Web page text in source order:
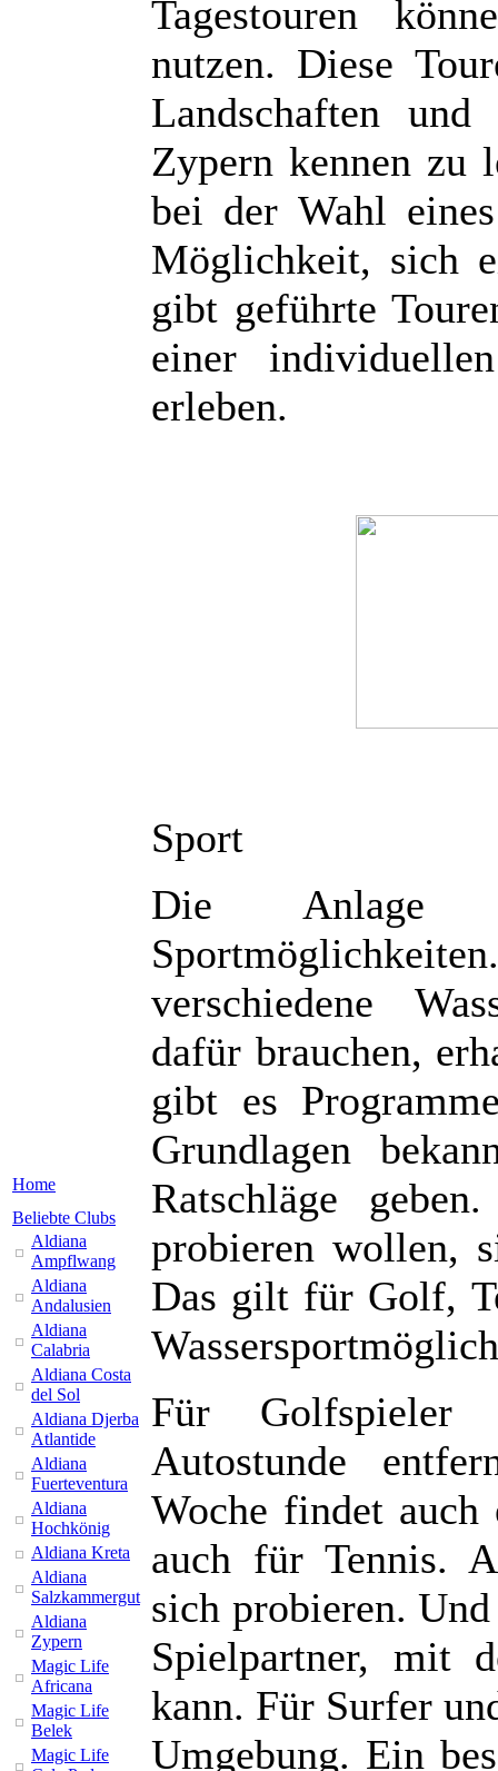
Home
Beliebte Clubs
Aldiana
Ampflwang
Aldiana
Andalusien
Aldiana
Calabria
Aldiana Costa
del Sol
Aldiana Djerba
Atlantide
Aldiana
Fuerteventura
Aldiana
Hochkönig
Aldiana Kreta
Aldiana
Salzkammergut
Aldiana
Zypern
Magic Life
Africana
Magic Life
Belek
Magic Life
Tagestouren
nutzen. Diese
Landschaften
Zypern kennen zu
bei der Wahl
Möglichkeit, sich
gibt geführte
einer
erleben.
Sport
Die Anlage
verschiedene
dafür brauchen,
gibt es
Grundlagen
Ratschläge
probieren wollen,
Das gilt für Golf,
Für Golfspieler
Autostunde
Woche findet
auch für Tennis.
sich probieren.
Spielpartner, mit
kann. Für Surfer
Umgebung. Ein